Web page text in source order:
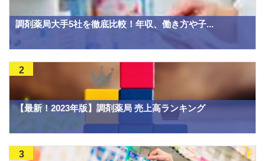
調剤薬局大手5社を徹底比較！年収、働き方や子...
【最新！2023年版】調剤薬局 売上高ランキング
2
3